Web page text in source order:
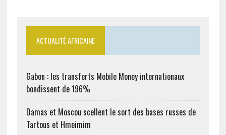
ACTUALITÉ AFRICAINE
Gabon : les transferts Mobile Money internationaux
bondissent de 196%
Damas et Moscou scellent le sort des bases russes de
Tartous et Hmeimim